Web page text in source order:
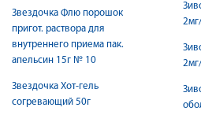
Звездочка Флю порошок
пригот. раствора для
внутреннего приема пак.
апельсин 15г № 10
Звездочка Хот-гель
согревающий 50г